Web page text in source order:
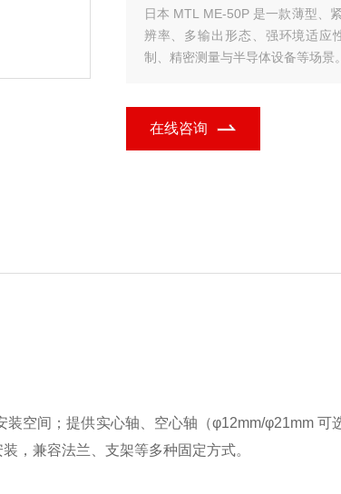
日本 MTL ME-50P 是一款薄型、
辨率、多输出形态、强环境适应
制、精密测量与半导体设备等场景。
在线咨询
空间；提供实心轴、空心轴（φ12mm/φ21mm 可
，兼容法兰、支架等多种固定方式。